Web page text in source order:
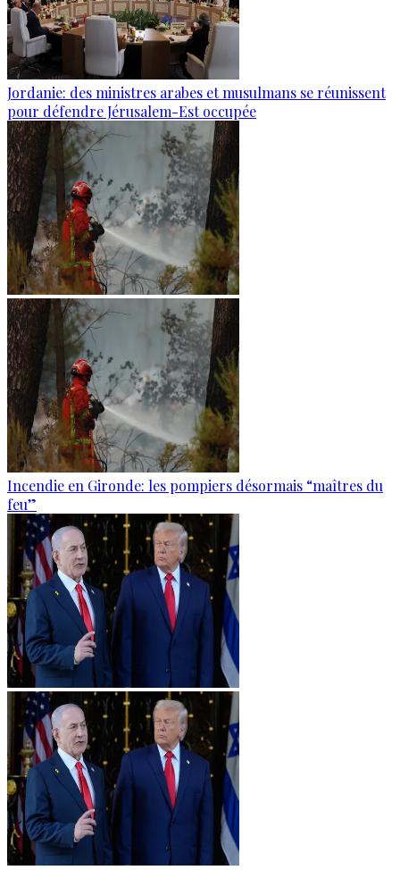
Jordanie: des ministres arabes et musulmans se réunissent
pour défendre Jérusalem-Est occupée
Incendie en Gironde: les pompiers désormais “maîtres du
feu”